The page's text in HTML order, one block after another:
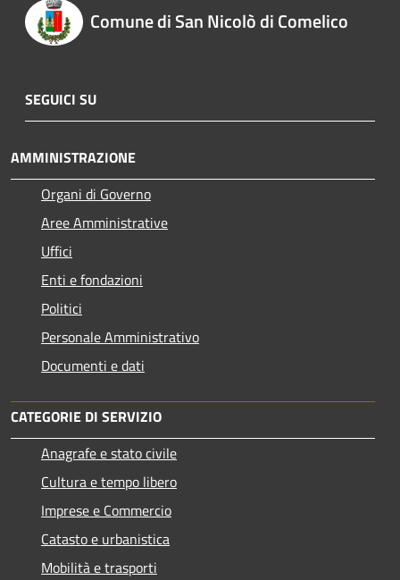
Comune di San Nicolò di Comelico
SEGUICI SU
AMMINISTRAZIONE
Organi di Governo
Aree Amministrative
Uffici
Enti e fondazioni
Politici
Personale Amministrativo
Documenti e dati
CATEGORIE DI SERVIZIO
Anagrafe e stato civile
Cultura e tempo libero
Imprese e Commercio
Catasto e urbanistica
Mobilità e trasporti